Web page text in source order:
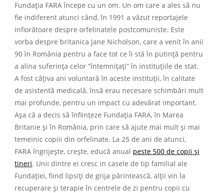
Fundația FARA începe cu un om. Un om care a ales să nu
fie indiferent atunci când, în 1991 a văzut reportajele
infiorătoare despre orfelinatele postcomuniste. Este
vorba despre britanica Jane Nicholson, care a venit în anii
90 în România pentru a face tot ce îi stă în putință pentru
a alina suferința celor “întemnițați” în instituțiile de stat.
A fost câțiva ani voluntară în aceste instituții, în calitate
de asistentă medicală, însă erau necesare schimbări mult
mai profunde, pentru un impact cu adevărat important.
Așa că a decis să înființeze Fundația FARA, în Marea
Britanie și în România, prin care să ajute mai mult și mai
temeinic copiii din orfelinate. La 25 de ani de atunci,
FARA îngrijește, crește, educă anual peste 500 de copii și
tineri. Unii dintre ei cresc in casele de tip familial ale
Fundației, fiind lipsiți de grija părintească, alții vin la
recuperare și terapie în centrele de zi pentru copii cu